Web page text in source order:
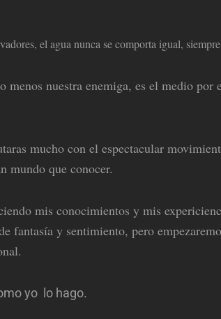
el agua nunca se comporta igual,
menos nuestra enemiga, es el medio por
mucho con el espectacular
mundo que conocer.
mis conocimientos y mis
fantasía y sentimiento, pero
yo lo hago.